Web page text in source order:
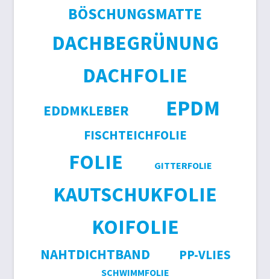
BÖSCHUNGSMATTE
DACHBEGRÜNUNG
DACHFOLIE
EDDMKLEBER EPDM
FISCHTEICHFOLIE
FOLIE GITTERFOLIE
KAUTSCHUKFOLIE
KOIFOLIE
NAHTDICHTBAND PP-VLIES
SCHWIMMFOLIE